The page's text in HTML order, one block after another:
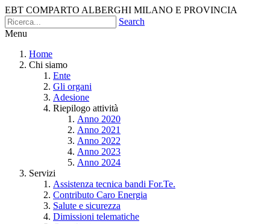
EBT COMPARTO ALBERGHI MILANO E PROVINCIA
Search
Menu
Home
Chi siamo
Ente
Gli organi
Adesione
Riepilogo attività
Anno 2020
Anno 2021
Anno 2022
Anno 2023
Anno 2024
Servizi
Assistenza tecnica bandi For.Te.
Contributo Caro Energia
Salute e sicurezza
Dimissioni telematiche